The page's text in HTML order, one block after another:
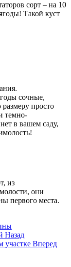
сорт – на 10
Такой куст
сочные,
просто
темно-
в вашем саду,
из
они
первого места.
Назад
участке Вперед